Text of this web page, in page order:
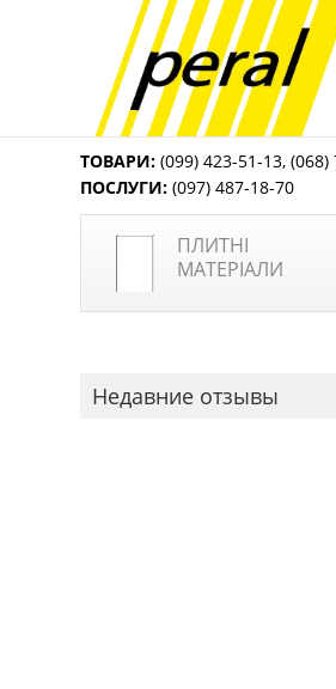
ТОВАРИ: (099) 423-51-13,(068)
ПОСЛУГИ: (097) 487-18-70
ПЛИТНІ
МАТЕРІАЛИ
Недавние отзывы